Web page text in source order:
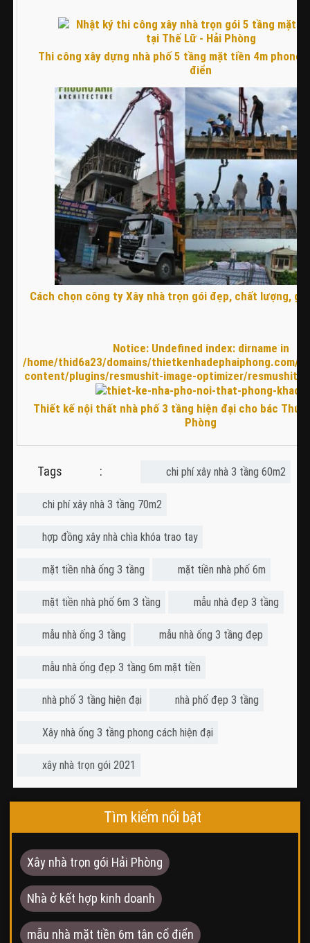
Thi công xây dựng nhà phố 5 tầng mặt tiền 4m phong
điển
Cách chọn công ty Xây nhà trọn gói đẹp, chất lượng,
Notice: Undefined index: dirname in
/home/thid6a23/domains/thietkenhadephaiphong.com/
content/plugins/resmushit-image-optimizer/
Thiết kế nội thất nhà phố 3 tầng hiện đại cho bác Thức
Phòng
Tags : chi phí xây nhà 3 tầng 60m2
chi phí xây nhà 3 tầng 70m2
hợp đồng xây nhà chìa khóa trao tay
mặt tiền nhà ống 3 tầng mặt tiền nhà phố 6m
mặt tiền nhà phố 6m 3 tầng mẫu nhà đẹp 3 tầng
mẫu nhà ống 3 tầng mẫu nhà ống 3 tầng đẹp
mẫu nhà ống đẹp 3 tầng 6m mặt tiền
nhà phố 3 tầng hiện đại nhà phố đẹp 3 tầng
Xây nhà ống 3 tầng phong cách hiện đại
xây nhà trọn gói 2021
Tìm kiếm nổi bật
Xây nhà trọn gói Hải Phòng
Nhà ở kết hợp kinh doanh
mẫu nhà mặt tiền 6m tân cổ điển